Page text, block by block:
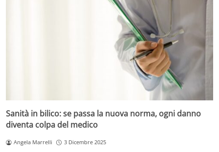
Sanità in bilico: se passa la nuova norma, ogni danno
diventa colpa del medico
Angela Marrelli 3 Dicembre 2025